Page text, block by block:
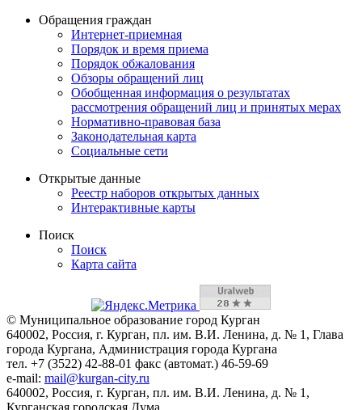
Обращения граждан
Интернет-приемная
Порядок и время приема
Порядок обжалования
Обзоры обращений лиц
Обобщенная информация о результатах
рассмотрения обращений лиц и принятых мерах
Нормативно-правовая база
Законодательная карта
Социальные сети
Открытые данные
Реестр наборов открытых данных
Интерактивные карты
Поиск
Поиск
Карта сайта
© Муниципальное образование город Курган
640002, Россия, г. Курган, пл. им. В.И. Ленина, д. № 1, Глава
города Кургана, Администрация города Кургана
тел. +7 (3522) 42-88-01 факс (автомат.) 46-59-69
e-mail: mail@kurgan-city.ru
640002, Россия, г. Курган, пл. им. В.И. Ленина, д. № 1,
Курганская городская Дума